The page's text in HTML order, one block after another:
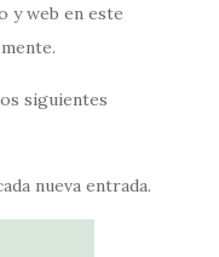
y web en este
siguientes
nueva entrada.